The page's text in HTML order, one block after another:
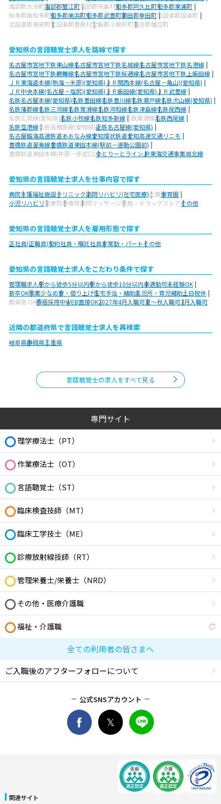
海部郡大治町海部郡蟹江町海部郡飛島村知多郡阿久比町知多郡東浦町
知多郡南知多町知多郡美浜町知多郡武豊町額田郡幸田町北設楽郡設楽町
北設楽郡東栄町北設楽郡豊根村宝飯郡小坂井町幡豆郡幡豆町
愛知県の言語聴覚士求人を路線で探す
名古屋市営地下鉄東山線名古屋市営地下鉄名城線名古屋市営地下鉄名港線
名古屋市営地下鉄鶴舞線名古屋市営地下鉄桜通線名古屋市営地下鉄上飯田線
ＪＲ東海道本線(熱海－米原)(愛知県)ＪＲ関西本線(名古屋－亀山)(愛知県)
ＪＲ中央本線(名古屋－塩尻)(愛知県)ＪＲ飯田線(愛知県)ＪＲ武豊線
名鉄名古屋本線(愛知県)名鉄豊田線名鉄豊川線名鉄瀬戸線名鉄犬山線(愛知県)
名鉄蒲郡線名鉄三河線名鉄常滑線名鉄河和線名鉄津島線名鉄尾西線
名鉄広見線(愛知県)名鉄小牧線名鉄知多新線名鉄築港線名鉄西尾線
名鉄空港線名鉄各務原線(愛知県)近鉄名古屋線(愛知県)
名古屋臨海高速鉄道あおなみ線愛知環状鉄道愛知高速交通リニモ
豊橋鉄道渥美線豊橋鉄道東田本線(駅前－運動公園前)
豊橋鉄道東田本線(井原－赤岩口)ゆとりーとラインJR東海交通事業城北線
愛知県の言語聴覚士求人を仕事内容で探す
病院介護福祉施設クリニック訪問リハビリ(在宅医療)企業保育園
小児リハビリ整骨院接骨院訪問マッサージ薬局・ドラッグストアその他
愛知県の言語聴覚士求人を雇用形態で探す
正社員(正職員)契約社員・嘱託社員非常勤・パートその他
愛知県の言語聴覚士求人をこだわり条件で探す
管理職求人駅から徒歩5分以内駅から徒歩10分以内車通勤可未経験OK
新卒OK残業少なめ寮・借り上げ住宅手当・補助託児所・育児補助土日祝休
無資格 OK積極採用中WEB面接OK2027年4月入職可夏～秋入職可1月入職可
近隣の都道府県で言語聴覚士求人を再検索
岐阜県静岡県三重県
言語聴覚士の求人をすべて見る
専門サイト
理学療法士（PT）
作業療法士（OT）
言語聴覚士（ST）
臨床検査技師（MT）
臨床工学技士（ME）
診療放射線技師（RT）
管理栄養士/栄養士（NRD）
その他・医療介護職
福祉・介護職
全ての利用者の皆さまへ
ご入職後のアフターフォローについて
公式SNSアカウント
関連サイト